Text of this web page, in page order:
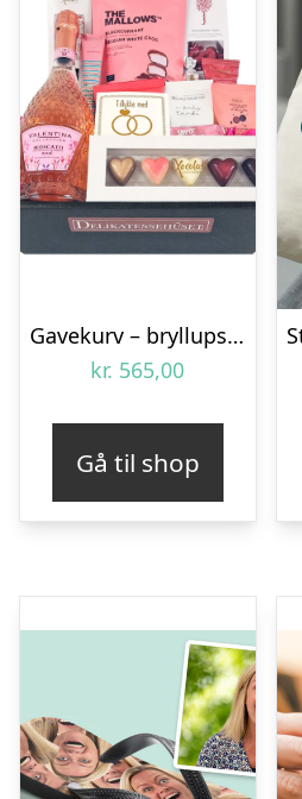
Gavekurv – bryllupsgave med sparkling Rosé og søde lækkerier
kr. 565,00
Gå til shop